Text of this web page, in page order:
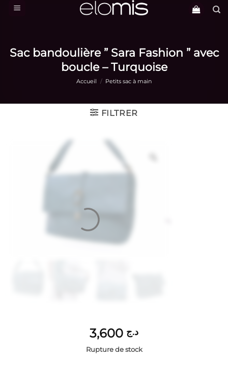
Passer
Sac bandoulière ” Sara Fashion ” avec
boucle – Turquoise
Accueil / Petits sac à main
FILTRER
د.ج
Rupture de stock